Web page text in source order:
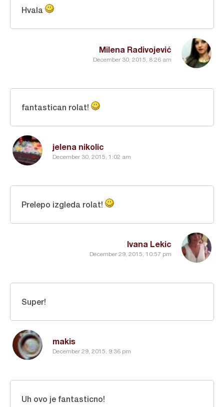
Milena Radivojević
December 30, 2015, 8:26 am
Hvala
jelena nikolic
December 30, 2015, 1:02 am
fantastican rolat!
Ivana Lekic
December 29, 2015, 10:57 pm
Prelepo izgleda rolat!
makis
December 29, 2015, 9:36 pm
Super!
Uh ovo je fantasticno!